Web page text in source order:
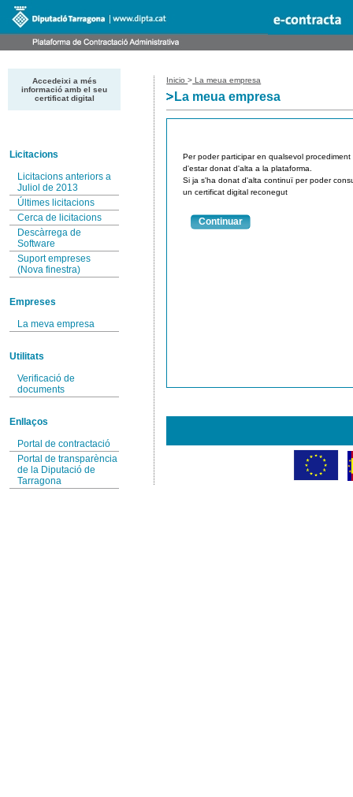
Accedeixi a més
informació amb el seu
certificat digital
Licitacions
Licitacions anteriors a
Juliol de 2013
Últimes licitacions
Cerca de licitacions
Descàrrega de
Software
Suport empreses
(Nova finestra)
Empreses
La meva empresa
Utilitats
Verificació de
documents
Enllaços
Portal de contractació
Portal de transparència
de la Diputació de
Tarragona
Inicio> La meua empresa
La meua empresa
Per poder participar en qualsevol
d'estar donat d'alta a la plataforma.
Si ja s'ha donat d'alta continuï per poder
un certificat digital reconegut
Continuar